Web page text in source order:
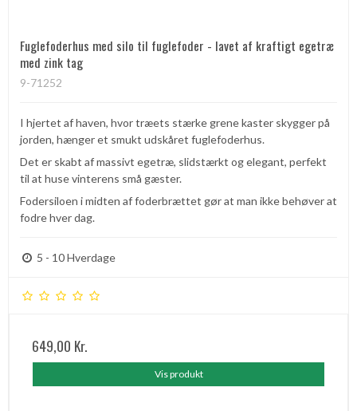
Fuglefoderhus med silo til fuglefoder - lavet af kraftigt egetræ
med zink tag
9-71252
I hjertet af haven, hvor træets stærke grene kaster skygger på
jorden, hænger et smukt udskåret fuglefoderhus.
Det er skabt af massivt egetræ, slidstærkt og elegant, perfekt
til at huse vinterens små gæster.
Fodersiloen i midten af foderbrættet gør at man ikke behøver at
fodre hver dag.
5 - 10 Hverdage
649,00 Kr.
Vis produkt